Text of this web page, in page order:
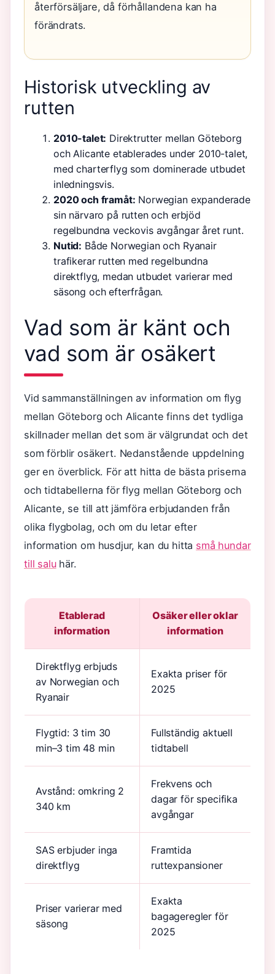
återförsäljare, då förhållandena kan ha
förändrats.
Historisk utveckling av
rutten
2010-talet: Direktrutter mellan Göteborg
och Alicante etablerades under 2010-talet,
med charterflyg som dominerade utbudet
inledningsvis.
2020 och framåt: Norwegian expanderade
sin närvaro på rutten och erbjöd
regelbundna veckovis avgångar året runt.
Nutid: Både Norwegian och Ryanair
trafikerar rutten med regelbundna
direktflyg, medan utbudet varierar med
säsong och efterfrågan.
Vad som är känt och
vad som är osäkert
Vid sammanställningen av information om flyg
mellan Göteborg och Alicante finns det tydliga
skillnader mellan det som är välgrundat och det
som förblir osäkert. Nedanstående uppdelning
ger en överblick. För att hitta de bästa priserna
och tidtabellerna för flyg mellan Göteborg och
Alicante, se till att jämföra erbjudanden från
olika flygbolag, och om du letar efter
information om husdjur, kan du hitta små hundar
till saluhär.
Etablerad
information
Osäker eller oklar
information
Direktflyg erbjuds
av Norwegian och
Ryanair
Exakta priser för
2025
Flygtid: 3 tim 30
min–3 tim 48 min
Fullständig aktuell
tidtabell
Avstånd: omkring 2
340 km
Frekvens och
dagar för specifika
avgångar
SAS erbjuder inga
direktflyg
Framtida
ruttexpansioner
Priser varierar med
säsong
Exakta
bagageregler för
2025